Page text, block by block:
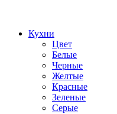
Кухни
Цвет
Белые
Черные
Желтые
Красные
Зеленые
Серые